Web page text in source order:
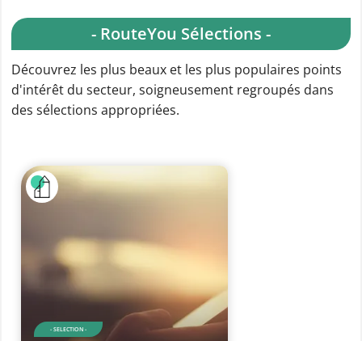
- RouteYou Sélections -
Découvrez les plus beaux et les plus populaires points
d'intérêt du secteur, soigneusement regroupés dans
des sélections appropriées.
- SELECTION -